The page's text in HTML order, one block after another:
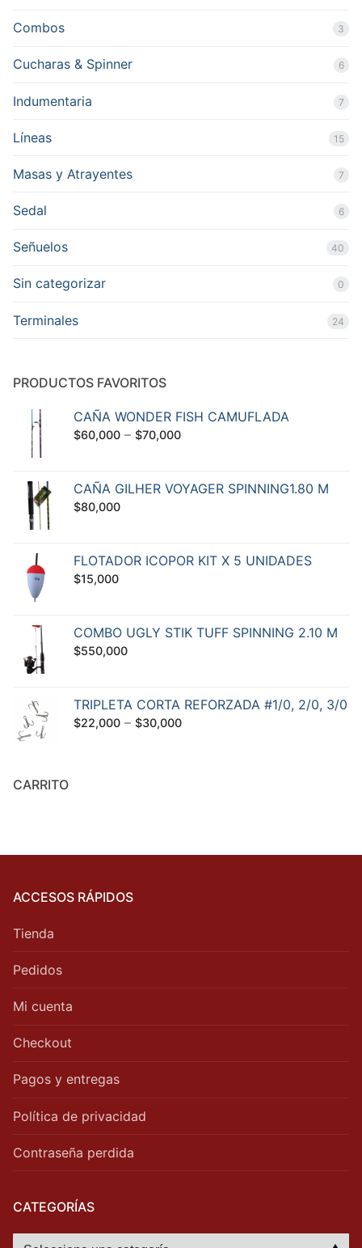
Combos 3
Cucharas & Spinner 6
Indumentaria 7
Líneas 15
Masas y Atrayentes 7
Sedal 6
Señuelos 40
Sin categorizar 0
Terminales 24
PRODUCTOS FAVORITOS
CAÑA WONDER FISH CAMUFLADA
$60,000 – $70,000
CAÑA GILHER VOYAGER SPINNING1.80 M
$80,000
FLOTADOR ICOPOR KIT X 5 UNIDADES
$15,000
COMBO UGLY STIK TUFF SPINNING 2.10 M
$550,000
TRIPLETA CORTA REFORZADA #1/0, 2/0, 3/0
$22,000 – $30,000
CARRITO
ACCESOS RÁPIDOS
Tienda
Pedidos
Mi cuenta
Checkout
Pagos y entregas
Política de privacidad
Contraseña perdida
CATEGORÍAS